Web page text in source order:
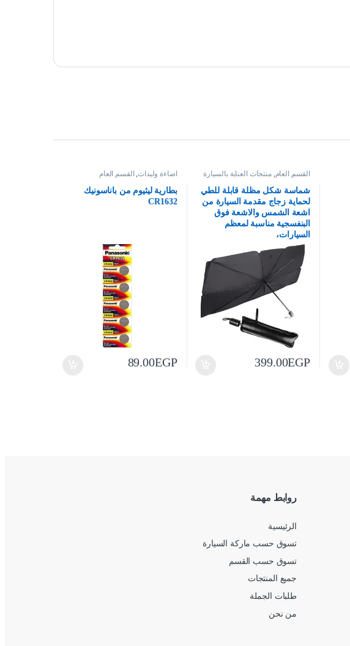
القسم العام,منتجات العناية بالسيارة
شماسة شكل مظلة قابلة للطي
لحماية زجاج مقدمة السيارة من
اشعة الشمس والاشعة فوق
البنفسجية مناسبة لمعظم
السيارات،
399.00EGP
اضاءة وليدات, القسم العام
بطارية ليثيوم من باناسونيك
CR1632
89.00EGP
روابط مهمة
الرئيسية
تسوق حسب ماركة السيارة
تسوق حسب القسم
جميع المنتجات
طلبات الجملة
من نحن